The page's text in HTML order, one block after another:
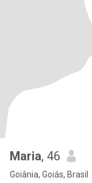
Maria, 46
Goiânia, Goiás, Brasil